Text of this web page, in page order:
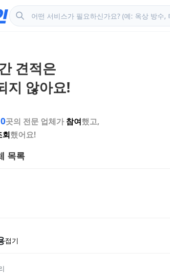
견적은
지 않아요!
0곳의 전문 업체가참여했고,
회했어요!
목록
접기